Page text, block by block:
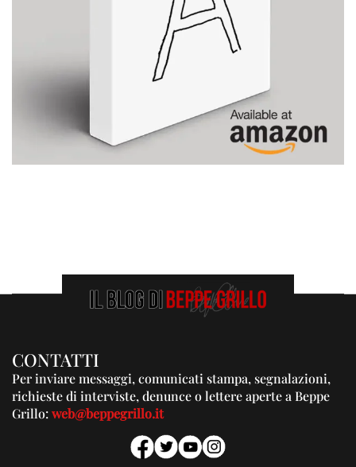
CONTATTI
Per inviare messaggi, comunicati stampa, segnalazioni,
richieste di interviste, denunce o lettere aperte a Beppe
Grillo:web@beppegrillo.it